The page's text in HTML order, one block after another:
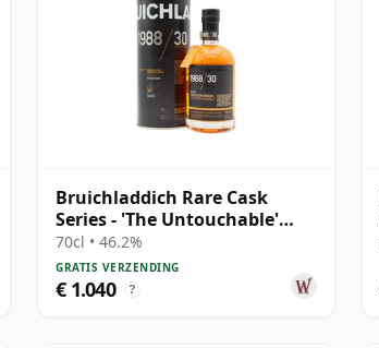
Bruichladdich Rare Cask
Series - 'The Untouchable'
Islay Single 1988 30 jaar oud
70cl • 46.2%
GRATIS VERZENDING
€ 1.040 ?